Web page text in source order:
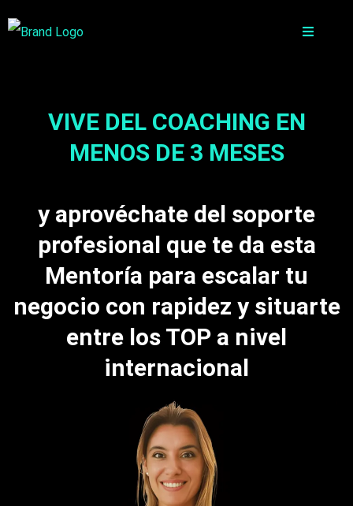
VIVE DEL COACHING EN
MENOS DE 3 MESES
y aprovéchate del soporte
profesional que te da esta
Mentoría para escalar tu
negocio con rapidez y situarte
entre los TOP a nivel
internacional